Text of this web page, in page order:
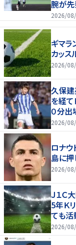
腕が先
2026/
ギマラ
カッス
2026/
久保
を経て
０分出
2026/
ロナ
島に押
2026/
Ｊ１Ｃ
5年Ｋ
ても活
2026/